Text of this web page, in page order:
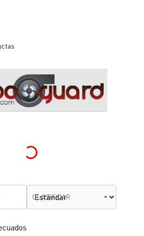
Loading...
CLASIFICAR